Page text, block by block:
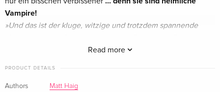
Read more
Vampire!
»Und das ist der kluge, witzige und trotzdem spannende
Hypes verbissen gewartet haben.«Brigitte
verfilmt.
PRODUCT DETAILS
Authors
Matt Haig